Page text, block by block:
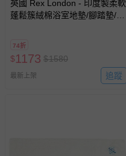
英國 Rex London - 印度製柔軟
蓬鬆簇絨棉浴室地墊/腳踏墊/吸
74折
$1173 $1580
最新上架 追蹤